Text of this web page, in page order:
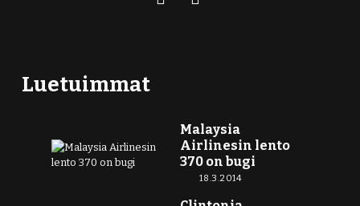
Luetuimmat
Malaysia
Airlinesin lento
370 on bugi
18.3.2014